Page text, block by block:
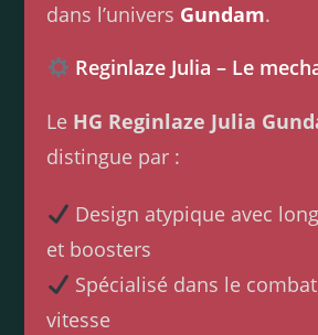
dans l’univers Gundam.
Reginlaze Julia – Le
Le HG Reginlaze Julia
distingue par :
Design atypique avec
et boosters
Spécialisé dans le
vitesse